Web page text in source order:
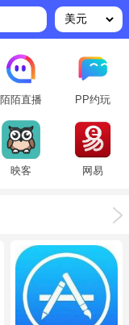
陌陌直播 PP约玩
映客 网易